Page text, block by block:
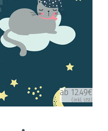
ab 12.49€
(inkl. USt)